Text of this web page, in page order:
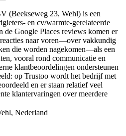
(Beekseweg 23, Wehl) is een
en cv/warmte-gerelateerde
de Google Places reviews komen er
naar voren—over vakkundig
die worden nagekomen—als een
vooral rond communicatie en
klantbeoordelingen ondersteunen
op Trustoo wordt het bedrijf met
en er staan relatief veel
klantervaringen over meerdere
Nederland